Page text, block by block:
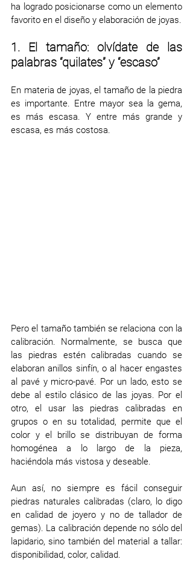
ha logrado posicionarse como un elemento
favorito en el diseño y elaboración de joyas.
1. El tamaño: olvídate de las
palabras “quilates” y “escaso”
En materia de joyas, el tamaño de la piedra
es importante. Entre mayor sea la gema,
es más escasa. Y entre más grande y
escasa, es más costosa.
Pero el tamaño también se relaciona con la
calibración. Normalmente, se busca que
las piedras estén calibradas cuando se
elaboran anillos sinfín, o al hacer engastes
al pavé y micro-pavé. Por un lado, esto se
debe al estilo clásico de las joyas. Por el
otro, el usar las piedras calibradas en
grupos o en su totalidad, permite que el
color y el brillo se distribuyan de forma
homogénea a lo largo de la pieza,
haciéndola más vistosa y deseable.
Aun así, no siempre es fácil conseguir
piedras naturales calibradas (claro, lo digo
en calidad de joyero y no de tallador de
gemas). La calibración depende no sólo del
lapidario, sino también del material a tallar:
disponibilidad, color, calidad.